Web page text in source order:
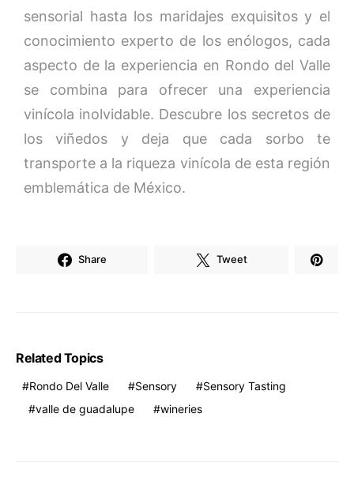
sensorial hasta los maridajes exquisitos y el
conocimiento experto de los enólogos, cada
aspecto de la experiencia en Rondo del Valle
se combina para ofrecer una experiencia
vinícola inolvidable. Descubre los secretos de
los viñedos y deja que cada sorbo te
transporte a la riqueza vinícola de esta región
emblemática de México.
Share Tweet
Related Topics
Rondo Del Valle Sensory
Sensory Tasting
valle de guadalupe
wineries